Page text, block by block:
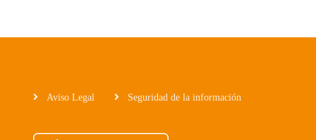
Aviso Legal Seguridad de la información